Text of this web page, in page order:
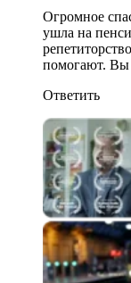
Огромное
ушла на
помогают. Вы
Ответить